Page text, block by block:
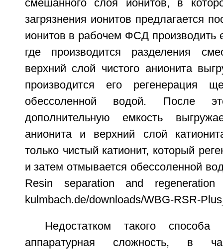
смешанного слоя ионитов, в
загрязнения ионитов предлагается
ионитов в рабочем ФСД производить
где производится разделения
верхний слой чистого анионита
производится его регенерация
обессоленной водой.
дополнительную емкость
анионита и верхний слой
только чистый катионит, который
и затем отмывается обессоленной
Resin separation and regeneration
kulmbach.de/downloads/WBG-RSR-
Недостатком такого способа
аппаратурная сложность, в